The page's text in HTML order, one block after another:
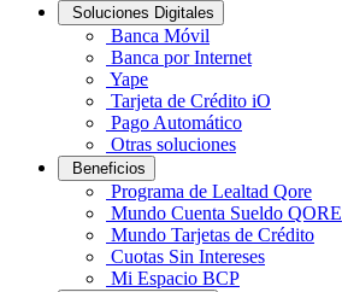
Soluciones Digitales
Banca Móvil
Banca por Internet
Yape
Tarjeta de Crédito iO
Pago Automático
Otras soluciones
Beneficios
Programa de Lealtad Qore
Mundo Cuenta Sueldo QORE
Mundo Tarjetas de Crédito
Cuotas Sin Intereses
Mi Espacio BCP